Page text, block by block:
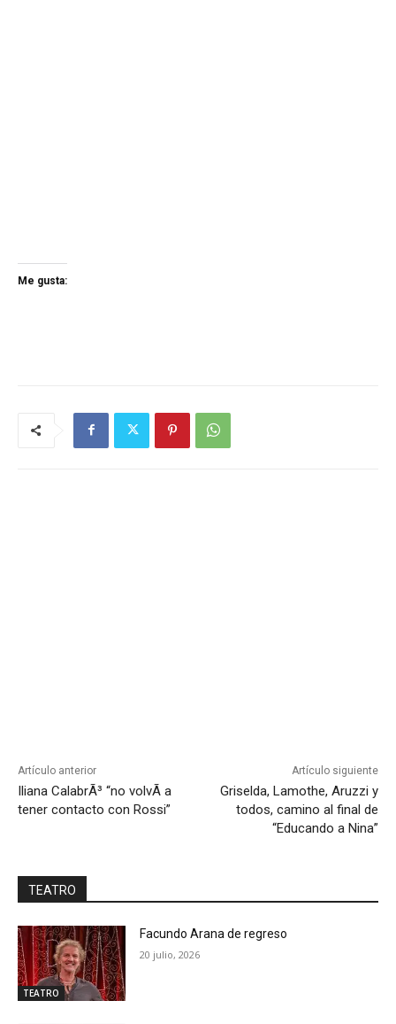
Me gusta:
Artículo anterior
Iliana CalabrÃ³ “no volvÃ­ a
tener contacto con Rossi”
Artículo siguiente
Griselda, Lamothe, Aruzzi y
todos, camino al final de
“Educando a Nina”
TEATRO
TEATRO
Facundo Arana de regreso
20 julio, 2026